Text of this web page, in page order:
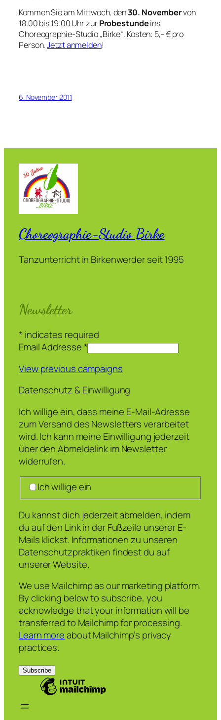
Kommen Sie am Mittwoch, den30. Novembervon
18.00 bis 19.00 Uhr zurProbestundeins
Choreographie-Studio „Birke“. Kosten: 5,- € pro
Person.Jetzt anmelden!
6. November 2011
Choreographie-Studio Birke
Tanzunterricht in Birkenwerder seit 1995
Newsletter
* indicates required
Email Addresse*
View previous campaigns
Datenschutz & Einwilligung
Ich willige ein, dass meine E-Mail-Adresse
zum Versand des Newsletters verarbeitet
wird. Ich kann meine Einwilligung jederzeit
über den Abmeldelink im Newsletter
widerrufen.
Ich willige ein
Du kannst dich jederzeit abmelden, indem
du auf den Link in der Fußzeile unserer E-
Mails klickst. Informationen zu unseren
Datenschutzpraktiken findest du auf
unserer Website.
We use Mailchimp as our marketing platform.
By clicking below to subscribe, you
acknowledge that your information will be
transferred to Mailchimp for processing.
Learn moreabout Mailchimp’s privacy
practices.